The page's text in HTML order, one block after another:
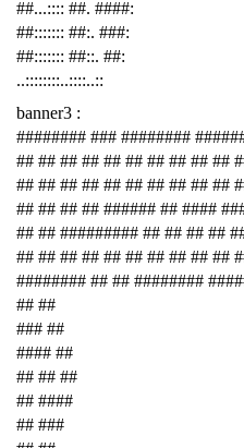
##...:::: ##. ####:
##::::::: ##:. ###:
##::::::: ##::. ##:
..::::::::..::::..::
banner3 :
######## ### ########
## ## ## ## ## ## ## ## ## ##
## ## ## ## ## ## ## ## ## ##
## ## ## ## ###### ## ####
## ## ######### ## ## ## ##
## ## ## ## ## ## ## ## ## ##
######## ## ## ########
## ##
### ##
#### ##
## ## ##
## ####
## ###